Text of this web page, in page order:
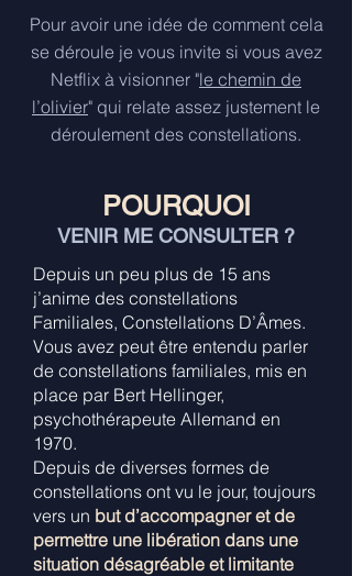
Pour avoir une idée de comment cela
se déroule je vous invite si vous avez
Netflix à visionner "le chemin de
l’olivier" qui relate assez justement le
déroulement des constellations.
POURQUOI
VENIR ME CONSULTER ?
Depuis un peu plus de 15 ans
j’anime des constellations
Familiales, Constellations D’Âmes.
Vous avez peut être entendu parler
de constellations familiales, mis en
place par Bert Hellinger,
psychothérapeute Allemand en
1970.
Depuis de diverses formes de
constellations ont vu le jour, toujours
vers un but d’accompagner et de
permettre une libération dans une
situation désagréable et limitante